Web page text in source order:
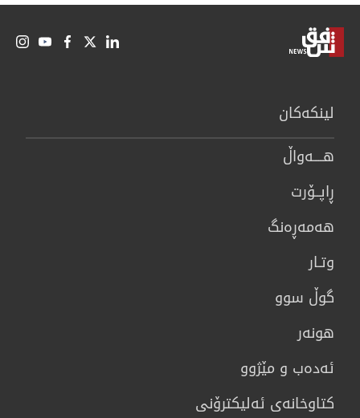
لینكەكان
هــــه‌واڵ
ڕاپــۆرت
هه‌مه‌ڕه‌نگ
وتـار
گوڵ سوو
هونه‌ر
ئەدەب و مێژوو
كتاوخانه‌ی ئه‌ليكترۆنی